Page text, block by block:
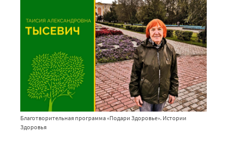
Благотворительная программа «Подари Здоровье». Истории
Здоровья